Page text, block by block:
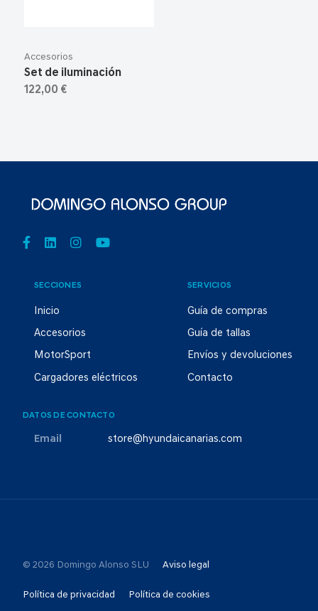
Accesorios
Set de iluminación
122,00 €
SECCIONES
Inicio
Accesorios
MotorSport
Cargadores eléctricos
SERVICIOS
Guía de compras
Guía de tallas
Envíos y devoluciones
Contacto
DATOS DE CONTACTO
Email store@hyundaicanarias.com
© 2026 Domingo Alonso SLU Aviso legal
Política de privacidad Política de cookies